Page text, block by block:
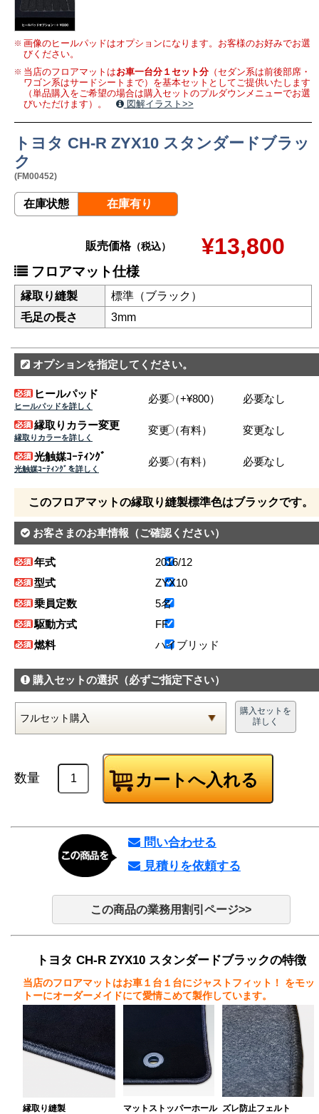
画像のヒールパッドはオプションになります。お客様のお好みでお選
びください。
当店のフロアマットはお車一台分１セット分（セダン系は前後部席・
ワゴン系はサードシートまで）を基本セットとしてご提供いたします
（単品購入をご希望の場合は購入セットのプルダウンメニューでお選
びいただけます）。
図解イラスト>>
トヨタ CH-R ZYX10 スタンダードブラッ
ク
(FM00452)
在庫状態 在庫有り
販売価格（税込） ¥13,800
フロアマット仕様
縁取り縫製
標準（ブラック）
毛足の長さ
3mm
オプションを指定してください。
ヒールパッド
ヒールパッドを詳しく
必要（+¥800） 必要なし
縁取りカラー変更
縁取りカラーを詳しく
変更（有料） 変更なし
光触媒ｺｰﾃｨﾝｸﾞ
光触媒ｺｰﾃｨﾝｸﾞを詳しく
必要（有料） 必要なし
このフロアマットの縁取り縫製標準色はブラックです。
お客さまのお車情報 （ご確認ください）
年式
2016/12
型式
ZYX10
乗員定数
5名
駆動方式
FF
燃料
ハイブリッド
購入セットの選択 （必ずご指定下さい）
購入セットを
詳しく
数量
問い合わせる
見積りを依頼する
この商品の業務用割引ページ>>
トヨタ CH-R ZYX10 スタンダードブラックの特徴
当店のフロアマットはお車１台１台にジャストフィット！
をモッ
トーにオーダーメイドにて愛情こめて製作しています。
縁取り縫製 マットストッパーホール ズレ防止フェルト